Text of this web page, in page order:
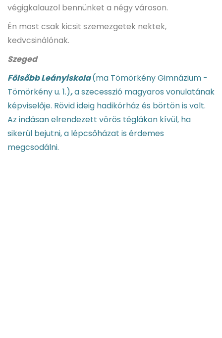
végigkalauzol bennünket a négy városon.
Én most csak kicsit szemezgetek nektek,
kedvcsinálónak.
Szeged
Fölsőbb Leányiskola(ma Tömörkény Gimnázium -
Tömörkény u. 1.),a szecesszió magyaros vonulatának
képviselője. Rövid ideig hadikórház és börtön is volt.
Az indásan elrendezett vörös téglákon kívül, ha
sikerül bejutni, a lépcsőházat is érdemes
megcsodálni.